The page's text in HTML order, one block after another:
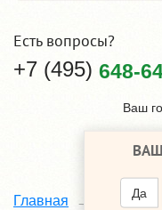
Есть вопросы?
+7 (495) 648-
Ваш
Да
Главная Каталог